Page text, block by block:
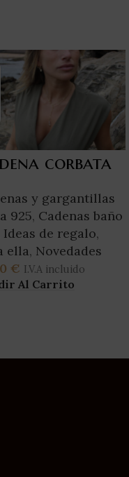
corbata
y gargantillas
925, Cadenas baño
Ideas de regalo,
ella, Novedades
€ I.V.A incluido
Al Carrito